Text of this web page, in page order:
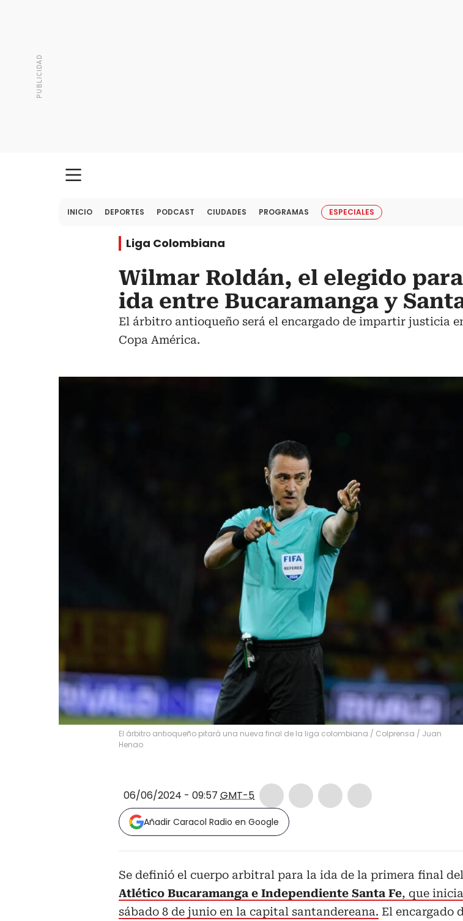
INICIO DEPORTES PODCAST CIUDADES PROGRAMAS ESPECIALES
Liga Colombiana
Wilmar Roldán, el elegido
ida entre Bucaramanga y
El árbitro antioqueño será el encargado de impartir justicia
Copa América.
El árbitro antioqueño pitará una nueva final de la liga colombiana / Colprensa / Juan
Henao
06/06/2024 - 09:57 GMT-5
Añadir Caracol Radio en Google
Se definió el cuerpo arbitral para la ida de la primera final
Atlético Bucaramanga e Independiente Santa Fe, que
sábado 8 de junio en la capital santandereana. El encargado